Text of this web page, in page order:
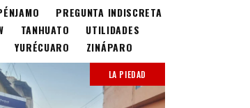
PREGUNTA INDISCRETA
TANHUATO
UTILIDADES
YURÉCUARO ZINÁPARO
LA PIEDAD